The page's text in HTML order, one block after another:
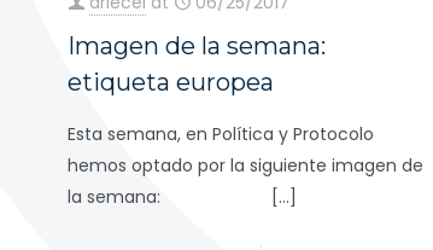
Imagen de la semana:
etiqueta europea
Esta semana, en Política y Protocolo
hemos optado por la siguiente imagen de
la semana:
[…]